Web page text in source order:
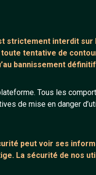
strictement interdit sur
tentative de
bannissement
Tous les
de mise en danger
peut voir ses
La sécurité de nos